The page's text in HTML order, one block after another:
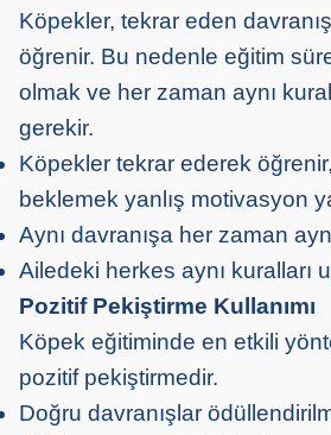
Köpekler, tekrar eden
öğrenir. Bu nedenle eğitim
olmak ve her zaman aynı
gerekir.
Köpekler tekrar ederek
beklemek yanlış motivasyon
Aynı davranışa her zaman
Ailedeki herkes aynı kuralları
Pozitif Pekiştirme Kullanımı
Köpek eğitiminde en etkili
pozitif pekiştirmedir.
Doğru davranışlar